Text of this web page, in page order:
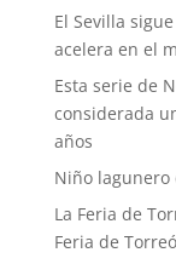
El Sevilla
acelera en el
Esta serie de
considerada
años
Niño lagunero
La Feria de
Feria de